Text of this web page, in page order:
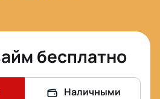
бесплатно
Наличными